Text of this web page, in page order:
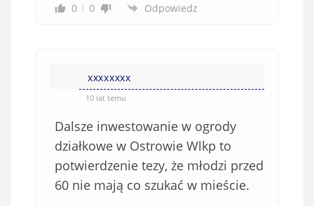
0 0 Odpowiedz
xxxxxxxx
10 lat temu
Dalsze inwestowanie w ogrody
działkowe w Ostrowie Wlkp to
potwierdzenie tezy, że młodzi przed
60 nie mają co szukać w mieście.